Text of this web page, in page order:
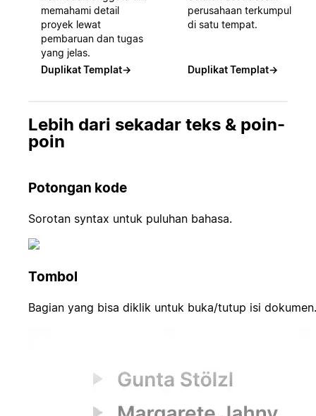
memahami detail
proyek lewat
pembaruan dan tugas
yang jelas.
Duplikat Templat→
perusahaan terkumpul
di satu tempat.
Duplikat Templat→
Lebih dari sekadar teks & poin-
poin
Potongan kode
Sorotan syntax untuk puluhan bahasa.
Tombol
Bagian yang bisa diklik untuk buka/tutup isi dokumen.